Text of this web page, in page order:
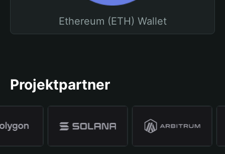
Ethereum (ETH) Wallet
Projektpartner